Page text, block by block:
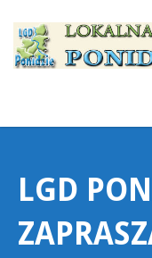
Menu
LGD